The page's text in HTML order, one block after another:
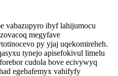
vabazupyro ibyf lahijumocu
megyfave
py yjaj uqekomireheh.
tynejo apisefokivul limelu
cudola bove ecivywyq
egebafemyx vahifyfy